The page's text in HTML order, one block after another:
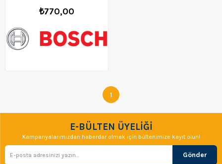
₺770,00
1
E-BÜLTEN ÜYELİĞİ
Kampanyalarımızdan haberdar olmak için bültenimize kayıt olun!
Gönder